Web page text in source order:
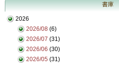
書庫
2026
2026/08 (6)
2026/07 (31)
2026/06 (30)
2026/05 (31)